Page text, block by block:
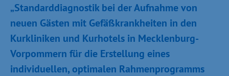
„Standarddiagnostik bei der Aufnahme von
neuen Gästen mit Gefäßkrankheiten in den
Kurkliniken und Kurhotels in Mecklenburg-
Vorpommern für die Erstellung eines
individuellen, optimalen Rahmenprogramms